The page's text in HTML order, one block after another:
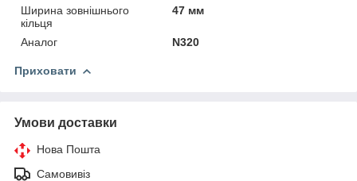
Ширина зовнішнього
кільця
47 мм
Аналог N320
Приховати
Умови доставки
Нова Пошта
Самовивіз